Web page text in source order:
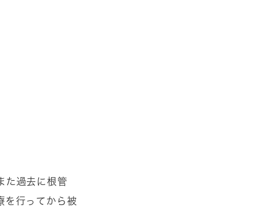
た過去に根管
を行ってから被